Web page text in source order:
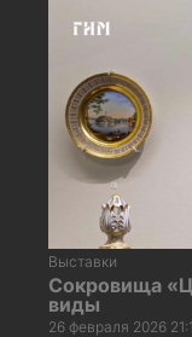
Выставки
Сокровища
виды
26 февраля 2026